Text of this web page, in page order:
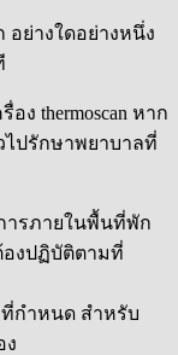
อย่างใดอย่างหนึ่ง
ง thermoscan หาก
ไปรักษาพยาบาลที่
ารภายในพื้นที่พัก
ต้องปฏิบัติตามที่
กำหนด สำหรับ
ง